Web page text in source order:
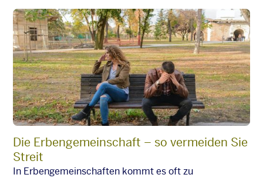
Die Erbengemeinschaft – so vermeiden Sie
Streit
In Erbengemeinschaften kommt es oft zu